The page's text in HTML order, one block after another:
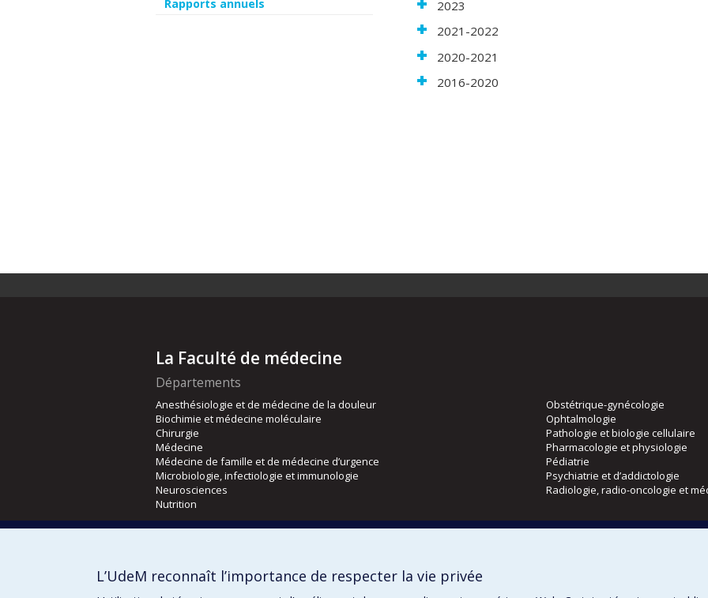
Rapports annuels
2023
2021-2022
2020-2021
2016-2020
La Faculté de médecine
Départements
Anesthésiologie et de médecine de la douleur
Biochimie et médecine moléculaire
Chirurgie
Médecine
Médecine de famille et de médecine d’urgence
Microbiologie, infectiologie et immunologie
Neurosciences
Nutrition
Obstétrique-gynécologie
Ophtalmologie
Pathologie et biologie cellulaire
Pharmacologie et physiologie
Pédiatrie
Psychiatrie et d’addictologie
Radiologie, radio-oncologie et
Orthophonie et audiologie
L’UdeM reconnaît l’importance de respecter la vie privée